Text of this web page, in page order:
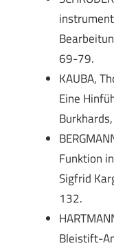
69-79.
KAUBA,
Eine
Funktion
Sigfrid
132.
Bleistift-